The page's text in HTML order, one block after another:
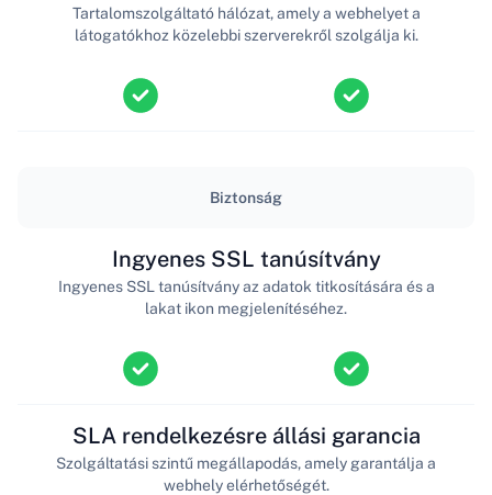
Tartalomszolgáltató hálózat, amely a webhelyet a
látogatókhoz közelebbi szerverekről szolgálja ki.
Biztonság
Ingyenes SSL tanúsítvány
Ingyenes SSL tanúsítvány az adatok titkosítására és a
lakat ikon megjelenítéséhez.
SLA rendelkezésre állási garancia
Szolgáltatási szintű megállapodás, amely garantálja a
webhely elérhetőségét.